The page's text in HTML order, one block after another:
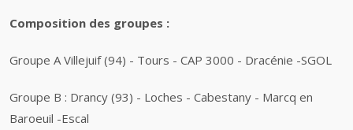
Composition des groupes :
Groupe A Villejuif (94) - Tours - CAP 3000 - Dracénie -SGOL
Groupe B : Drancy (93) - Loches - Cabestany - Marcq en
Baroeuil -Escal